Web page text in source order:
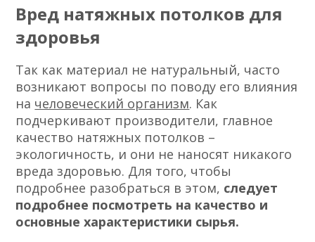
Вред натяжных потолков для
здоровья
Так как материал не натуральный, часто
возникают вопросы по поводу его влияния
на человеческий организм. Как
подчеркивают производители, главное
качество натяжных потолков –
экологичность, и они не наносят никакого
вреда здоровью. Для того, чтобы
подробнее разобраться в этом, следует
подробнее посмотреть на качество и
основные характеристики сырья.